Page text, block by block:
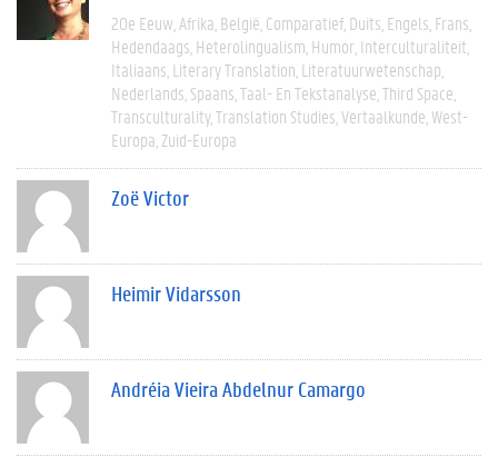
20e Eeuw Afrika België Comparatief Duits Engels Frans
Hedendaags Heterolingualism Humor Interculturaliteit
Italiaans Literary Translation Literatuurwetenschap
Nederlands Spaans Taal- En Tekstanalyse Third Space
Transculturality Translation Studies Vertaalkunde West-
Europa Zuid-Europa
Zoë Victor
Heimir Vidarsson
Andréia Vieira Abdelnur Camargo